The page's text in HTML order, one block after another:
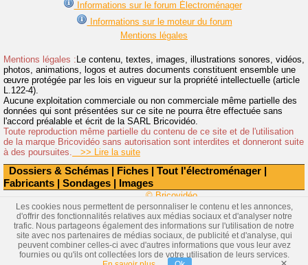
Dossiers & Schémas | Fiches | Tout l'électroménager |
Fabricants | Sondages | Images
Informations sur le forum Électroménager
Informations sur le moteur du forum
Mentions légales
Mentions légales :Le contenu, textes, images, illustrations sonores, vidéos,
photos, animations, logos et autres documents constituent ensemble une
œuvre protégée par les lois en vigueur sur la propriété intellectuelle (article
L.122-4).
Aucune exploitation commerciale ou non commerciale même partielle des
données qui sont présentées sur ce site ne pourra être effectuée sans
l'accord préalable et écrit de la SARL Bricovidéo.
Toute reproduction même partielle du contenu de ce site et de l'utilisation
de la marque Bricovidéo sans autorisation sont interdites et donneront suite
à des poursuites.
>> Lire la suite
© Bricovidéo
Les cookies nous permettent de personnaliser le contenu et les annonces,
d'offrir des fonctionnalités relatives aux médias sociaux et d'analyser notre
trafic. Nous partageons également des informations sur l'utilisation de notre
site avec nos partenaires de médias sociaux, de publicité et d'analyse, qui
peuvent combiner celles-ci avec d'autres informations que vous leur avez
fournies ou qu'ils ont collectées lors de votre utilisation de leurs services.